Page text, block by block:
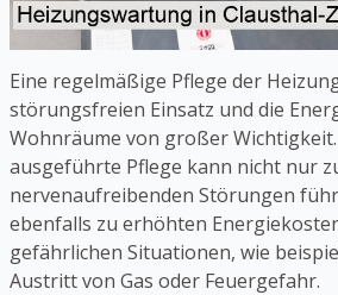
Eine regelmäßige Pflege der
störungsfreien Einsatz und die
Wohnräume von großer
ausgeführte Pflege kann nicht nur
nervenaufreibenden Störungen
ebenfalls zu erhöhten
gefährlichen Situationen, wie
Austritt von Gas oder Feuergefahr.